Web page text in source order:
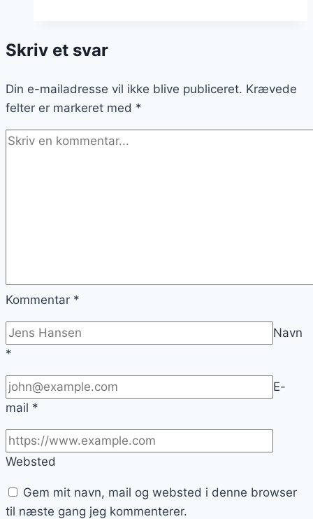
en
morgenmad
Skriv et svar
Din e-mailadresse vil ikke blive publiceret. Krævede
felter er markeret med *
Kommentar *
Navn
*
E-
mail *
Websted
Gem mit navn, mail og websted i denne browser
til næste gang jeg kommenterer.